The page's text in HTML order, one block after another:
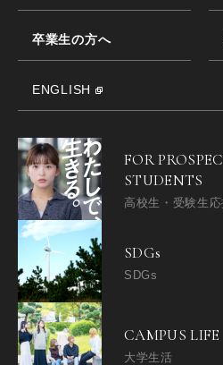
卒業生の方へ
ENGLISH
FOR
STUDENTS
高校生・受験生応
SDGs
SDGs
CAMPUS LIFE
大学生活